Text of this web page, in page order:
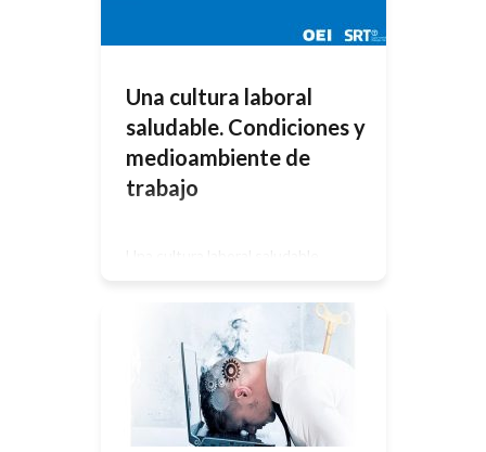
soldadura TIG AC/DC (También […]
Una cultura laboral
saludable. Condiciones y
medioambiente de
trabajo
trabajadores es una cuestión
fundamental para la SRT. Las
personas económicamente activas
pasan aproximadamente una tercera
parte de su tiempo en el lugar de
trabajo. Las condiciones de empleo y
de trabajo tienen efectos
considerables sobre la equidad en